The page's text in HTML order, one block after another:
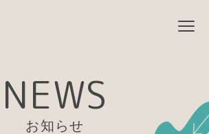
NEWS
お知らせ